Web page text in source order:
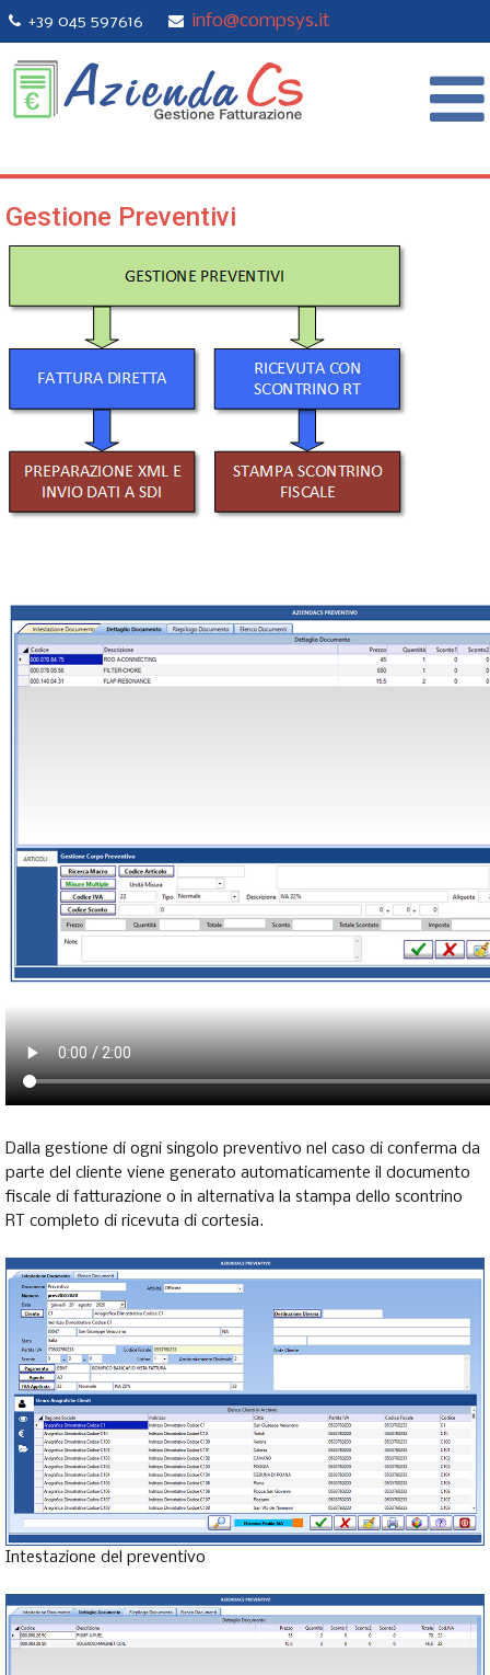
+39 045 597616 info@compsys.it
Gestione Preventivi
Dalla gestione di ogni singolo preventivo nel caso di conferma da
parte del cliente viene generato automaticamente il documento
fiscale di fatturazione o in alternativa la stampa dello scontrino
RT completo di ricevuta di cortesia.
Intestazione del preventivo